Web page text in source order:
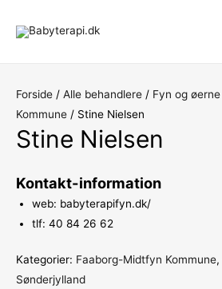
Forside / Alle behandlere / Fyn og øerne
Kommune / Stine Nielsen
Stine Nielsen
Kontakt-information
web: babyterapifyn.dk/
tlf: 40 84 26 62
Kategorier: Faaborg-Midtfyn Kommune,
Sønderjylland